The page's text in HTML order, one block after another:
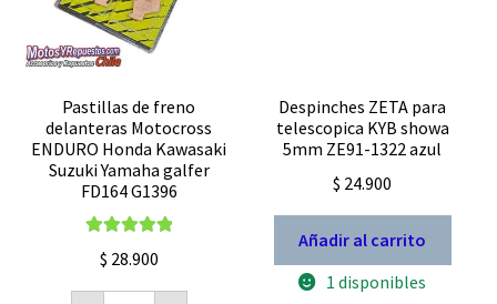
Pastillas de freno
delanteras Motocross
ENDURO Honda Kawasaki
Suzuki Yamaha galfer
FD164 G1396
5.00
$ 28.900
Pastillas
Despinches ZETA para
telescopica KYB showa
5mm ZE91-1322 azul
$ 24.900
Añadir al carrito
1 disponibles